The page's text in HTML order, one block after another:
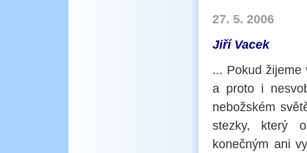
27. 5. 2006
Jiří Vacek
... Pokud
a proto i
nebožském
stezky, který
konečným ani